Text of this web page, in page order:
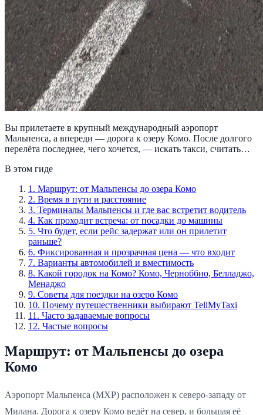
Вы прилетаете в крупный международный аэропорт
Мальпенса, а впереди — дорога к озеру Комо. После долгого
перелёта последнее, чего хочется, — искать такси, считать…
В этом гиде
1 . Маршрут: от Мальпенсы до озера Комо
2. Время в пути и расстояние
3. Терминалы Мальпенсы и где вас встретит водитель
4. Как проходит встреча: от посадки до машины
5. Что будет, если рейс задержат или он прилетит
раньше?
6. Фиксированная и прозрачная цена — что входит
7. Варианты автомобилей и вместимость
8. Какой городок на Комо? Комо, Черноббио, Белладжо,
Менаджо
9. Советы для поездки на озеро Комо
10. Почему путешественники выбирают TellMyTaxi
11 . Часто задаваемые вопросы
12. Частые вопросы
Маршрут: от Мальпенсы до озера
Комо
Аэропорт Мальпенса (MXP) расположен к северо-западу от
Милана. Дорога к озеру Комо ведёт на север, и большая её